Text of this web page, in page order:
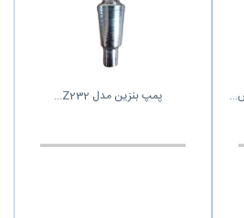
پمپ بنزین مدل Z232